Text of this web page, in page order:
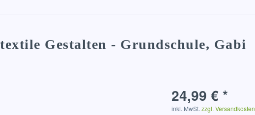
Gestalten - Grundschule, Gabi
24,99 € *
inkl. MwSt.zzgl. Versandkosten